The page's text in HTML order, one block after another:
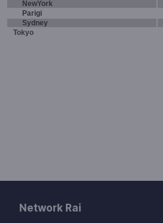
NewYork
Parigi
Sydney
Tokyo